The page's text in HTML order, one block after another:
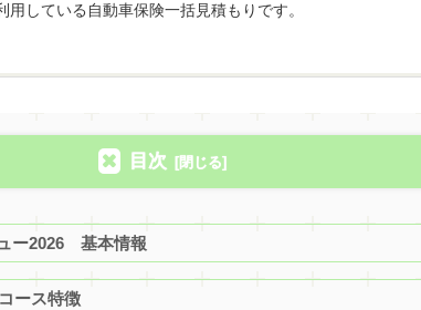
用している自動車保険一括見積もりです。
目次
ー2026 基本情報
ース特徴